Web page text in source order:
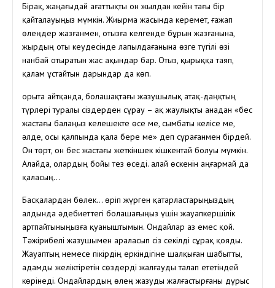
Бірақ, жаңағыдай ағаттықты он жылдан кейін тағы бір
қайталауыңыз мүмкін. Жиырма жасында керемет, ғажап
өлеңдер жазғанмен, отызға келгенде бұрын жазғанына,
жырдың оты кеудесінде лапылдағанына өзге түгілі өзі
нанбай отыратын жас ақындар бар. Отыз, қырыққа таяп,
қалам ұстайтын дарындар да көп.
Қорыта айтқанда, болашақтағы жазушылық атақ-даңқтың
түрлері туралы сіздерден сұрау – ақ жаулықты анадан «бес
жастағы балаңыз келешекте өсе ме, сымбаты келісе ме,
әлде, осы қалпында қала бере ме» деп сұрағанмен бірдей.
Он төрт, он бес жастағы жеткіншек кішкентай болуы мүмкін.
Алайда, олардың бойы тез өседі. Қалай өскенін аңғармай да
қаласың…
Басқалардан бөлек… өріп жүрген қатарластарыңыздың
алдында әдебиеттегі болашағыңыз үшін жауапкершілік
артпайтыныңызға қуаныштымын. Ондайлар аз емес қой.
Тәжірибелі жазушымен араласып сіз секілді сұрақ қояды.
Жауаптың немесе пікірдің еркіндігіне шалқыған шабытты,
адамды желіктіретін сөздерді жалғауды талап ететіндей
көрінеді. Ондайлардың өлең жазуды жалғастырғаны дұрыс